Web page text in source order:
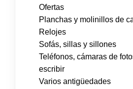
Ofertas
Planchas y molinillos de
Relojes
Sofás, sillas y sillones
Teléfonos, cámaras de
escribir
Varios antigüedades